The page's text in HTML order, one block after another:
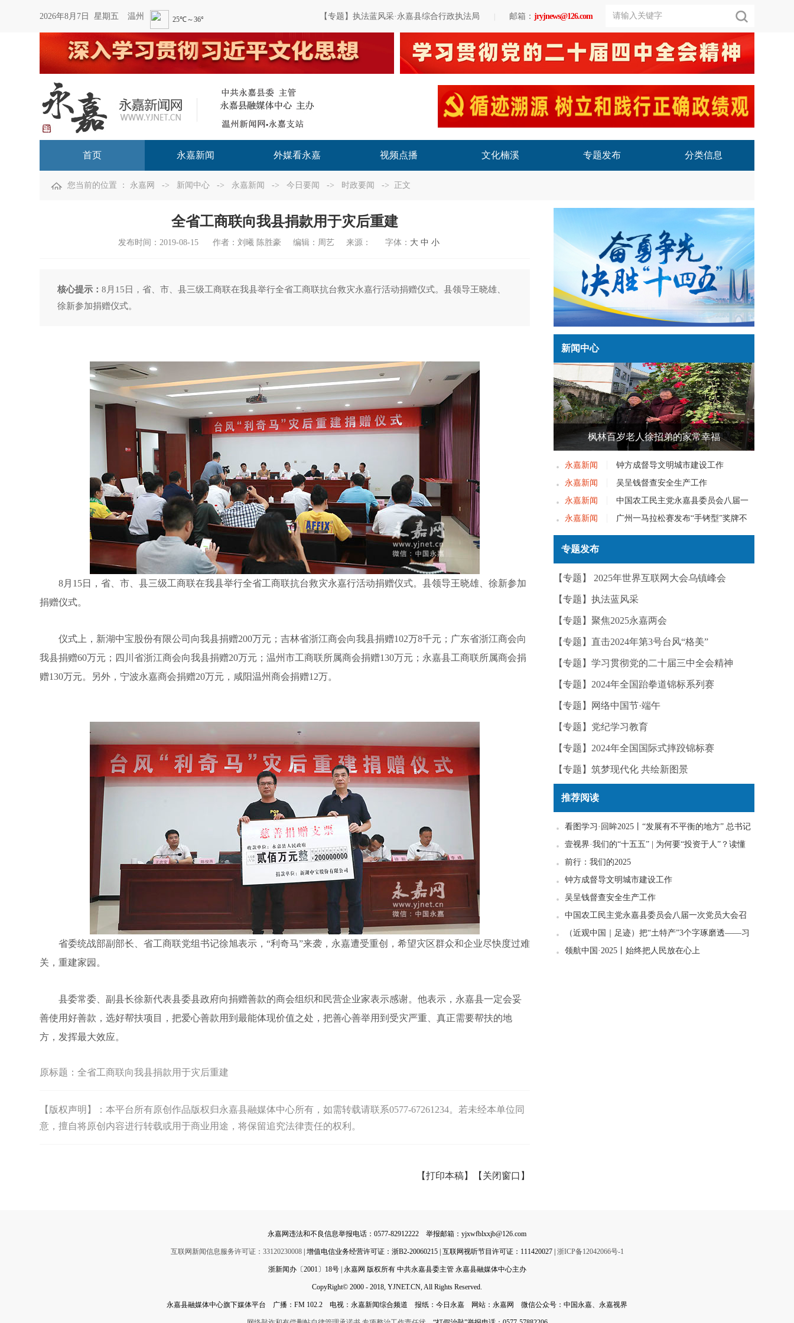
2026年8月7日 星期五 温州 【专题】执法蓝风采·永嘉县综合行政执法局 邮箱： jryjnews@126.com
首页 永嘉新闻 外媒看永嘉 视频点播 文化楠溪 专题发布 分类信息
您当前的位置 ： 永嘉网 -> 新闻中心 -> 永嘉新闻 -> 今日要闻 -> 时政要闻 -> 正文
全省工商联向我县捐款用于灾后重建
发布时间： 2019-08-15 作者：刘曦 陈胜豪 编辑： 周艺 来源： 字体： 大 中 小
核心提示： 8月15日，省、市、县三级工商联在我县举行全省工商联抗台救灾永嘉行活动捐赠仪式。县领导王晓雄、
徐新参加捐赠仪式。
8月15日，省、市、县三级工商联在我县举行全省工商联抗台救灾永嘉行活动捐赠仪式。县领导王晓雄、徐新参加
捐赠仪式。
仪式上，新湖中宝股份有限公司向我县捐赠200万元；吉林省浙江商会向我县捐赠102万8千元；广东省浙江商会向
我县捐赠60万元；四川省浙江商会向我县捐赠20万元；温州市工商联所属商会捐赠130万元；永嘉县工商联所属商会捐
赠130万元。另外，宁波永嘉商会捐赠20万元，咸阳温州商会捐赠12万。
省委统战部副部长、省工商联党组书记徐旭表示，“利奇马”来袭，永嘉遭受重创，希望灾区群众和企业尽快度过难
关，重建家园。
县委常委、副县长徐新代表县委县政府向捐赠善款的商会组织和民营企业家表示感谢。他表示，永嘉县一定会妥
善使用好善款，选好帮扶项目，把爱心善款用到最能体现价值之处，把善心善举用到受灾严重、真正需要帮扶的地
方，发挥最大效应。
原标题： 全省工商联向我县捐款用于灾后重建
【版权声明】：本平台所有原创作品版权归永嘉县融媒体中心所有，如需转载请联系0577-67261234。若未经本单位同
意，擅自将原创内容进行转载或用于商业用途，将保留追究法律责任的权利。
【打印本稿】 【关闭窗口】
新闻中心
枫林百岁老人徐招弟的家常幸福
永嘉新闻
钟方成督导文明城市建设工作
永嘉新闻
吴呈钱督查安全生产工作
永嘉新闻
中国农工民主党永嘉县委员会八届一
次党员大会召开
永嘉新闻
广州一马拉松赛发布“手铐型”奖牌不
实——今日辟谣（2025年12月25日）
专题发布
【专题】 2025年世界互联网大会乌镇峰会
【专题】执法蓝风采
【专题】聚焦2025永嘉两会
【专题】直击2024年第3号台风“格美”
【专题】学习贯彻党的二十届三中全会精神
【专题】2024年全国跆拳道锦标系列赛
【专题】网络中国节·端午
【专题】党纪学习教育
【专题】2024年全国国际式摔跤锦标赛
【专题】筑梦现代化 共绘新图景
推荐阅读
看图学习·回眸2025丨“发展有不平衡的地方” 总书记
一直惦念在心
壹视界·我们的“十五五” | 为何要“投资于人”？读懂
政策里的发展密码
前行：我们的2025
钟方成督导文明城市建设工作
吴呈钱督查安全生产工作
中国农工民主党永嘉县委员会八届一次党员大会召
开
（近观中国｜足迹）把“土特产”3个字琢磨透——习
近平走进柚子园
领航中国·2025丨始终把人民放在心上
永嘉网违法和不良信息举报电话：0577-82912222 举报邮箱：yjxwfblxxjb@126.com
互联网新闻信息服务许可证：33120230008| 增值电信业务经营许可证：浙B2-20060215 | 互联网视听节目许可证：111420027 | 浙ICP备12042066号-1
浙新闻办〔2001〕18号 | 永嘉网 版权所有 中共永嘉县委主管 永嘉县融媒体中心主办
CopyRight© 2000 - 2018, YJNET.CN, All Rights Reserved.
永嘉县融媒体中心旗下媒体平台 广播：FM 102.2 电视：永嘉新闻综合频道 报纸：今日永嘉 网站：永嘉网 微信公众号：中国永嘉、永嘉视界